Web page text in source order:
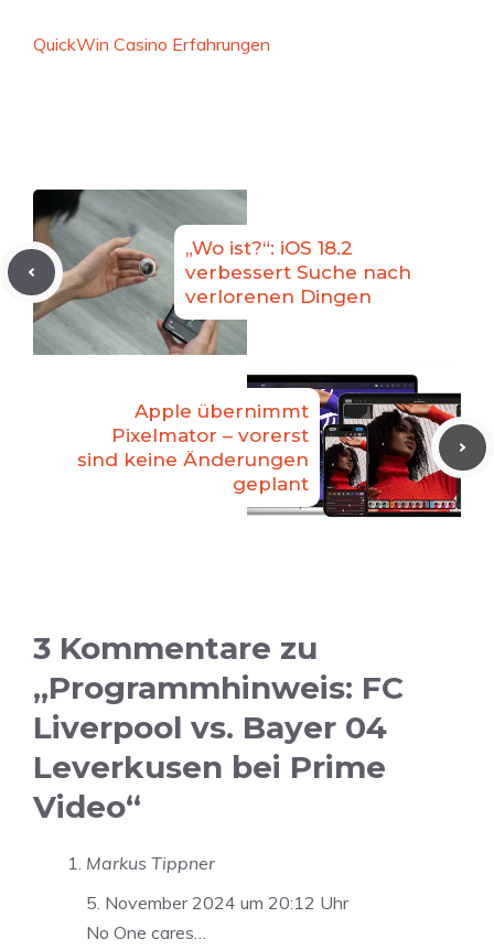
QuickWin Casino Erfahrungen
„Wo ist?“: iOS 18.2
verbessert Suche nach
verlorenen Dingen
Apple übernimmt
Pixelmator – vorerst
sind keine Änderungen
geplant
3 Kommentare zu
„Programmhinweis: FC
Liverpool vs. Bayer 04
Leverkusen bei Prime
Video“
Markus Tippner
5. November 2024 um 20:12 Uhr
No One cares…